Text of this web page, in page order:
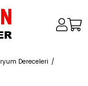
Dereceleri